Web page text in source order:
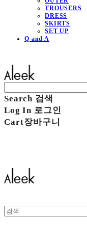
TROUSERS
DRESS
SKIRTS
SET UP
Q and A
Search 검색
Log In 로그인
Cart장바구니